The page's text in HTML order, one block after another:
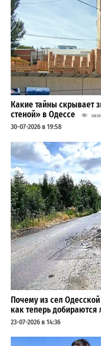
Какие тайны скрывает
стеной» в Одессе
34139
30-07-2026 в 19:58
Почему из сел
как теперь добираются
23-07-2026 в 14:36